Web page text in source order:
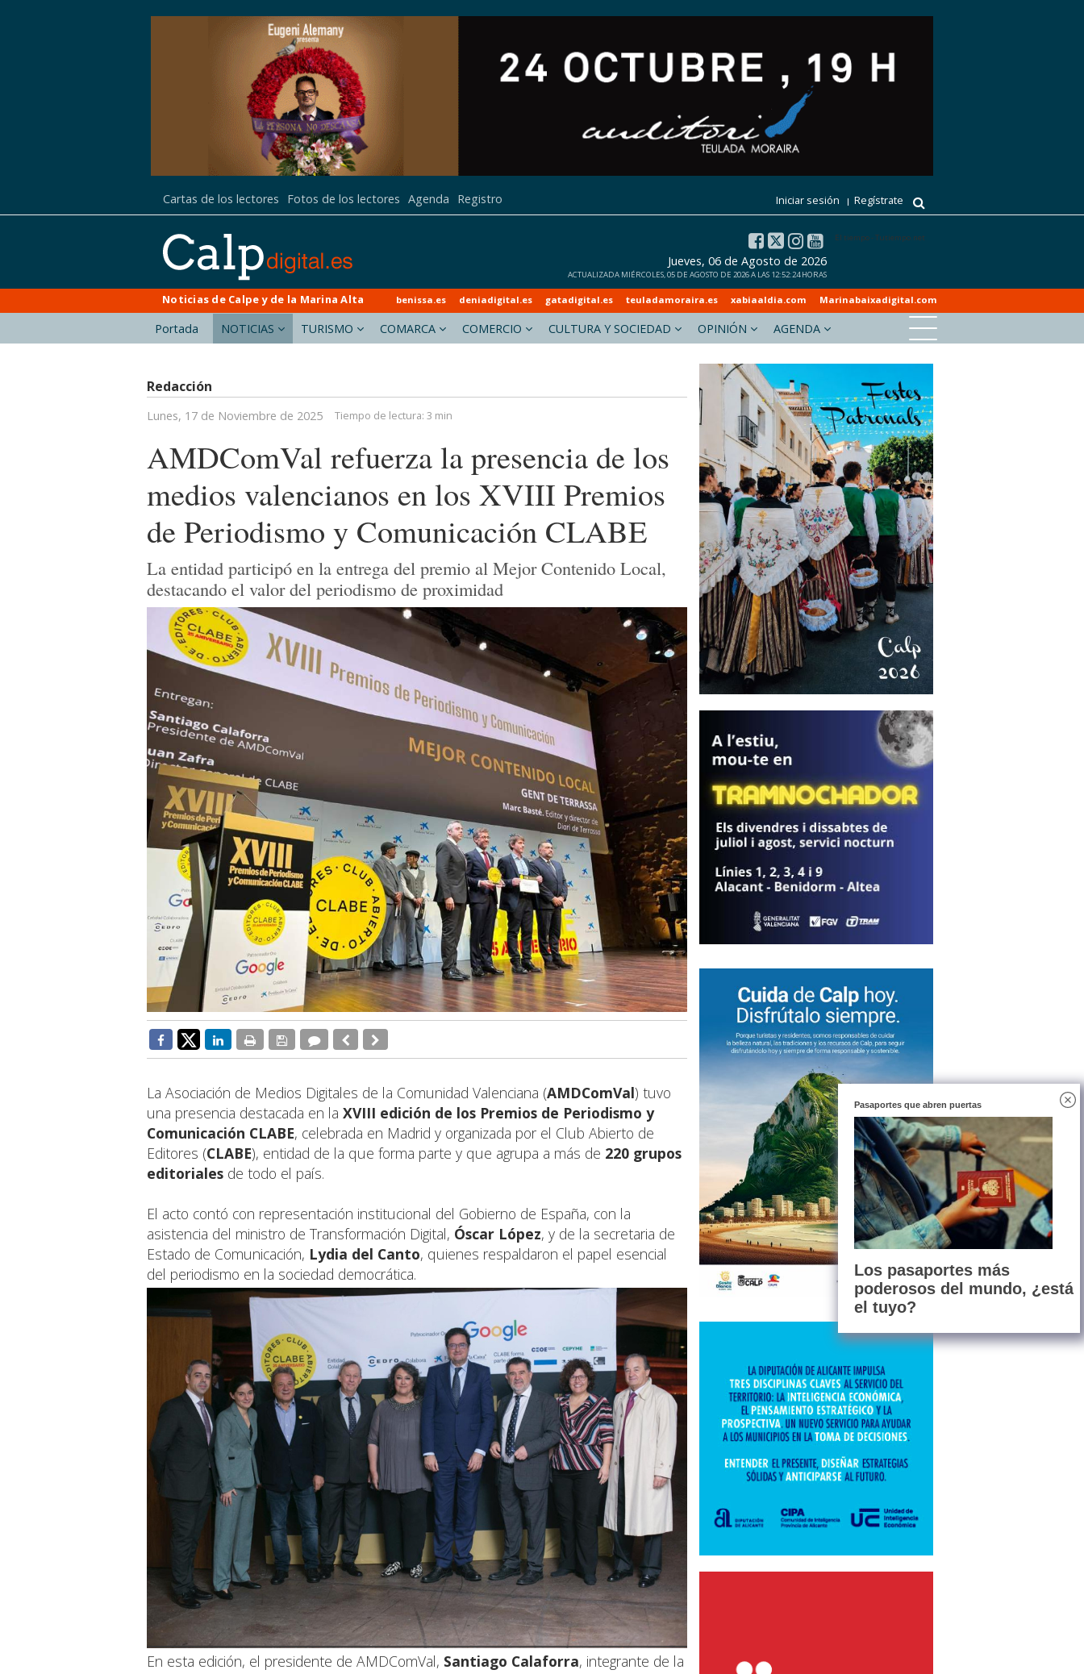
Cartas de los lectores Fotos de los lectores Agenda Registro Iniciar sesión Regístrate
El tiempo - Tutiempo.net
Jueves, 06 de Agosto de 2026
ACTUALIZADA MIÉRCOLES, 05 DE AGOSTO DE 2026 A LAS 12:52:24 HORAS
Noticias de Calpe y de la Marina Alta benissa.es deniadigital.es gatadigital.es teuladamoraira.es xabiaaldia.com Marinabaixadigital.com
Portada NOTICIAS TURISMO COMARCA COMERCIO CULTURA Y SOCIEDAD OPINIÓN AGENDA
Redacción
Lunes, 17 de Noviembre de 2025 Tiempo de lectura: 3 min
AMDComVal refuerza la presencia de los
medios valencianos en los XVIII Premios
de Periodismo y Comunicación CLABE
La entidad participó en la entrega del premio al Mejor Contenido Local,
destacando el valor del periodismo de proximidad
La Asociación de Medios Digitales de la Comunidad Valenciana (AMDComVal) tuvo
una presencia destacada en la XVIII edición de los Premios de Periodismo y
Comunicación CLABE, celebrada en Madrid y organizada por el Club Abierto de
Editores (CLABE), entidad de la que forma parte y que agrupa a más de 220 grupos
editoriales de todo el país.
El acto contó con representación institucional del Gobierno de España, con la
asistencia del ministro de Transformación Digital, Óscar López, y de la secretaria de
Estado de Comunicación, Lydia del Canto, quienes respaldaron el papel esencial
del periodismo en la sociedad democrática.
En esta edición, el presidente de AMDComVal, Santiago Calaforra, integrante de la
Pasaportes que abren puertas
Los pasaportes más
poderosos del mundo, ¿está
el tuyo?